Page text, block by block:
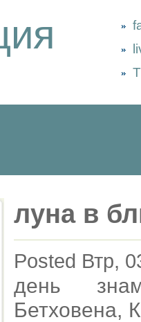
луна в
Posted Втр,
день
Бетховена,